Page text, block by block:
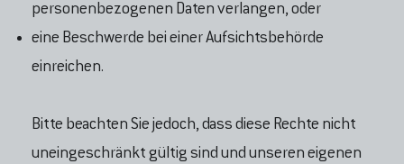
personenbezogenen Daten verlangen, oder
eine Beschwerde bei einer Aufsichtsbehörde
einreichen.
Bitte beachten Sie jedoch, dass diese Rechte nicht
uneingeschränkt gültig sind und unseren eigenen